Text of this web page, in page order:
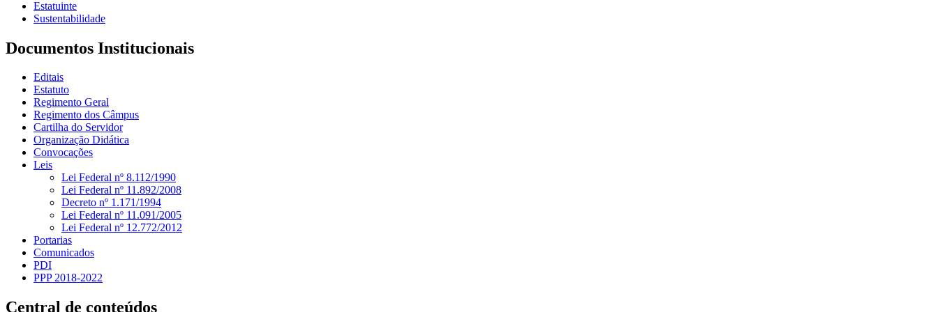
Estatuinte
Sustentabilidade
Documentos Institucionais
Editais
Estatuto
Regimento Geral
Regimento dos Câmpus
Cartilha do Servidor
Organização Didática
Convocações
Leis
Lei Federal nº 8.112/1990
Lei Federal nº 11.892/2008
Decreto nº 1.171/1994
Lei Federal nº 11.091/2005
Lei Federal nº 12.772/2012
Portarias
Comunicados
PDI
PPP 2018-2022
Central de conteúdos